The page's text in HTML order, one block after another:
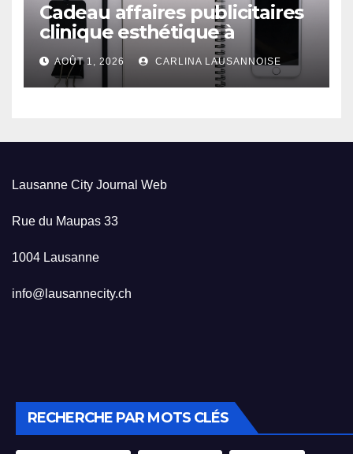
Cadeau affaires publicitaires
clinique esthétique à
Lausanne
AOÛT 1, 2026 CARLINA LAUSANNOISE
Lausanne City Journal Web
Rue du Maupas 33
1004 Lausanne
info@lausannecity.ch
RECHERCHE PAR MOTS CLÉS